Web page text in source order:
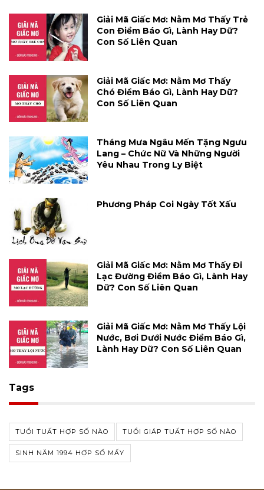
Giải Mã Giấc Mơ: Nằm Mơ Thấy Trẻ
Con Điềm Báo Gì, Lành Hay Dữ?
Con Số Liên Quan
Giải Mã Giấc Mơ: Nằm Mơ Thấy
Chó Điềm Báo Gì, Lành Hay Dữ?
Con Số Liên Quan
Tháng Mưa Ngâu Mến Tặng Ngưu
Lang – Chức Nữ Và Những Người
Yêu Nhau Trong Ly Biệt
Phương Pháp Coi Ngày Tốt Xấu
Giải Mã Giấc Mơ: Nằm Mơ Thấy Đi
Lạc Đường Điềm Báo Gì, Lành Hay
Dữ? Con Số Liên Quan
Giải Mã Giấc Mơ: Nằm Mơ Thấy Lội
Nước, Bơi Dưới Nước Điềm Báo Gì,
Lành Hay Dữ? Con Số Liên Quan
Tags
TUỔI TUẤT HỢP SỐ NÀO TUỔI GIÁP TUẤT HỢP SỐ NÀO
SINH NĂM 1994 HỢP SỐ MẤY